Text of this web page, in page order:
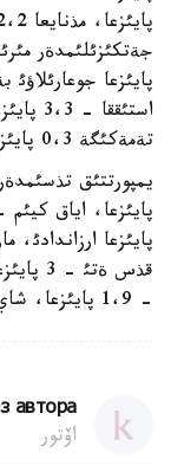
تةمةكئگة 0،3 پايئزعا جوعارئ بولدئ.
- 1،9 پايئزعا، شاي 1،2 پايئزعا قئمباتتادئ.
автора
اۆتور